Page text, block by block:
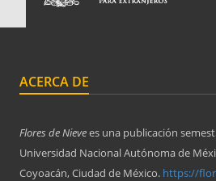
ACERCA DE
Flores de Nievees una publicación
Universidad Nacional Autónoma de
Coyoacán, Ciudad de México. https://